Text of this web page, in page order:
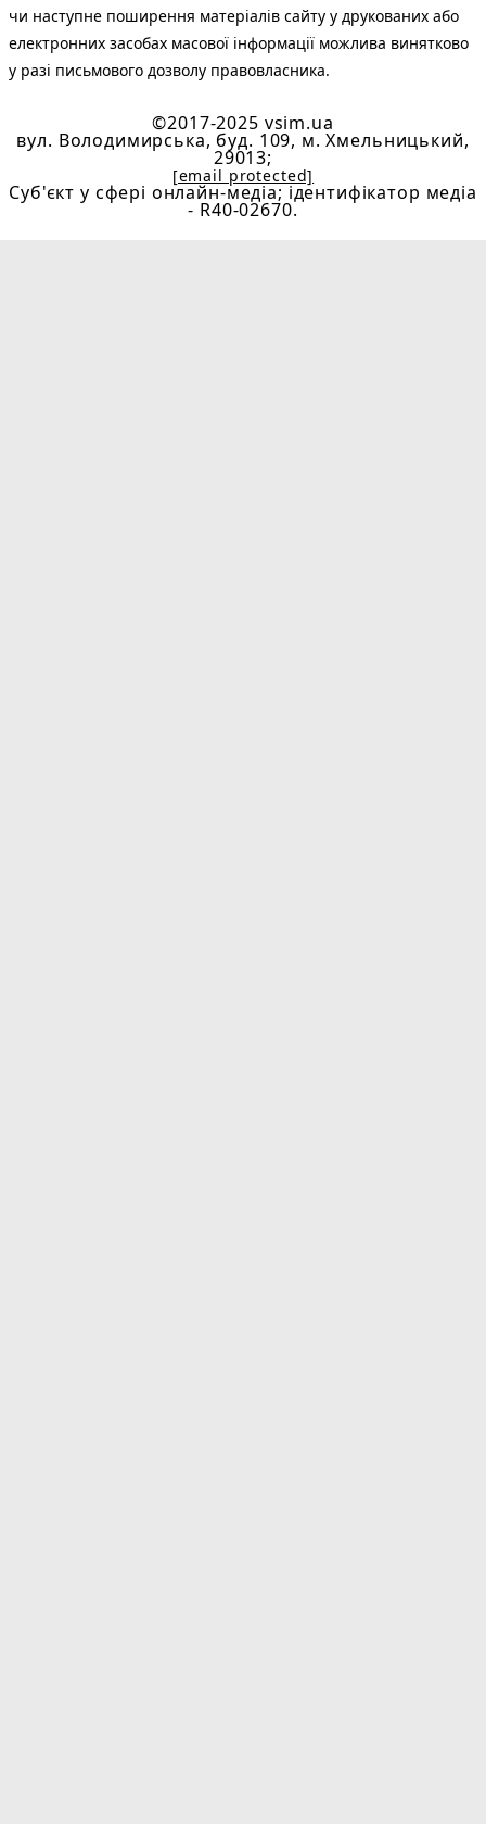
чи наступне поширення матеріалів сайту у друкованих або
електронних засобах масової інформації можлива винятково
у разі письмового дозволу правовласника.
©2017-2025 vsim.ua
вул. Володимирська, буд. 109, м. Хмельницький,
29013;
[email protected]
Cуб'єкт у сфері онлайн-медіа; ідентифікатор медіа
- R40-02670.